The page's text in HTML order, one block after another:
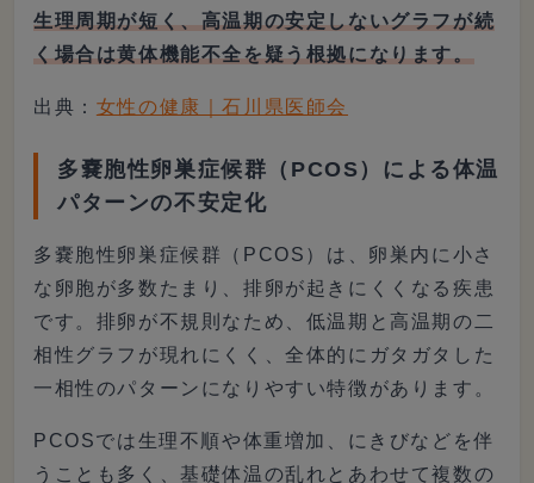
生理周期が短く、高温期の安定しないグラフが続
く場合は黄体機能不全を疑う根拠になります。
出典： 女性の健康｜石川県医師会
多嚢胞性卵巣症候群（PCOS）による体温
パターンの不安定化
多嚢胞性卵巣症候群（PCOS）は、卵巣内に小さ
な卵胞が多数たまり、排卵が起きにくくなる疾患
です。排卵が不規則なため、低温期と高温期の二
相性グラフが現れにくく、全体的にガタガタした
一相性のパターンになりやすい特徴があります。
PCOSでは生理不順や体重増加、にきびなどを伴
うことも多く、基礎体温の乱れとあわせて複数の